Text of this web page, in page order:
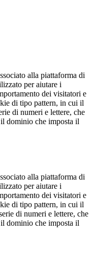
alla piattaforma di
per aiutare i
dei visitatori e
di tipo pattern, in cui il
di numeri e lettere, che
dominio che imposta il
alla piattaforma di
per aiutare i
dei visitatori e
di tipo pattern, in cui il
di numeri e lettere, che
dominio che imposta il